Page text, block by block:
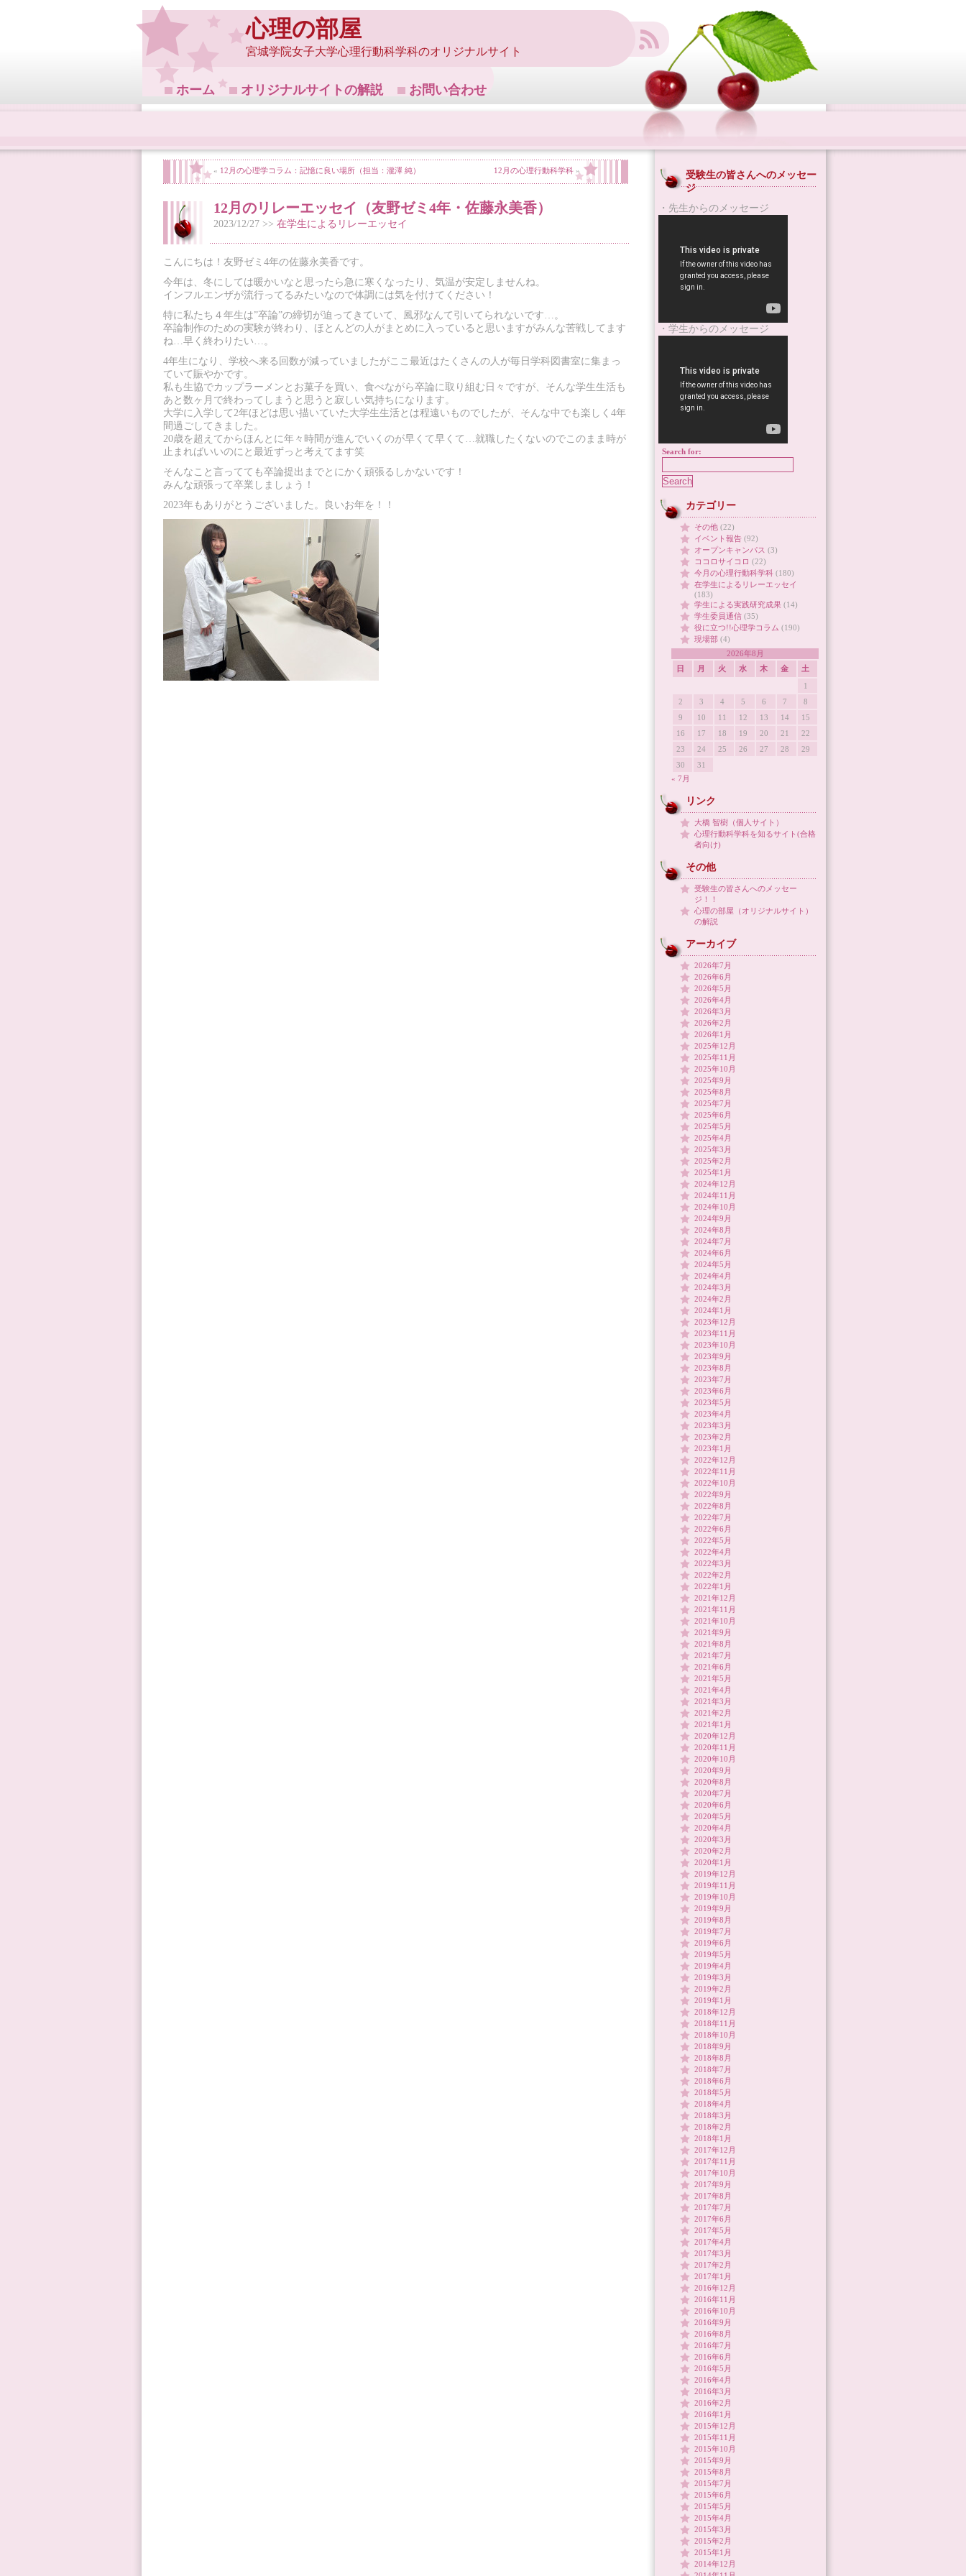
心理の部屋
宮城学院女子大学心理行動科学科のオリジナルサイト
ホーム オリジナルサイトの解説 お問い合わせ
« 12月の心理学コラム：記憶に良い場所（担当：瀧澤 純） 12月の心理行動科学科 »
12月のリレーエッセイ（友野ゼミ4年・佐藤永美香）
2023/12/27 >> 在学生によるリレーエッセイ
こんにちは！友野ゼミ4年の佐藤永美香です。
今年は、冬にしては暖かいなと思ったら急に寒くなったり、気温が安定しませんね。
インフルエンザが流行ってるみたいなので体調には気を付けてください！
特に私たち４年生は”卒論”の締切が迫ってきていて、風邪なんて引いてられないです…。
卒論制作のための実験が終わり、ほとんどの人がまとめに入っていると思いますがみんな苦戦してます
ね…早く終わりたい…。
4年生になり、学校へ来る回数が減っていましたがここ最近はたくさんの人が毎日学科図書室に集まっ
ていて賑やかです。
私も生協でカップラーメンとお菓子を買い、食べながら卒論に取り組む日々ですが、そんな学生生活も
あと数ヶ月で終わってしまうと思うと寂しい気持ちになります。
大学に入学して2年ほどは思い描いていた大学生生活とは程遠いものでしたが、そんな中でも楽しく4年
間過ごしてきました。
20歳を超えてからほんとに年々時間が進んでいくのが早くて早くて…就職したくないのでこのまま時が
止まればいいのにと最近ずっと考えてます笑
そんなこと言ってても卒論提出までとにかく頑張るしかないです！
みんな頑張って卒業しましょう！
2023年もありがとうございました。良いお年を！！
受験生の皆さんへのメッセー
ジ
・先生からのメッセージ
・学生からのメッセージ
Search for:
カテゴリー
その他 (22)
イベント報告 (92)
オープンキャンパス (3)
ココロサイコロ (22)
今月の心理行動科学科 (180)
在学生によるリレーエッセイ
(183)
学生による実践研究成果 (14)
学生委員通信 (35)
役に立つ!!心理学コラム (190)
現場部 (4)
2026年8月
日
月 火 水 木 金
土
1
2
3 4 5 6 7
8
9
10 11 12 13 14
15
16
17 18 19 20 21
22
23
24 25 26 27 28
29
30
31
« 7月
リンク
大橋 智樹（個人サイト）
心理行動科学科を知るサイト(合格
者向け)
その他
受験生の皆さんへのメッセー
ジ！！
心理の部屋（オリジナルサイト）
の解説
アーカイブ
2026年7月
2026年6月
2026年5月
2026年4月
2026年3月
2026年2月
2026年1月
2025年12月
2025年11月
2025年10月
2025年9月
2025年8月
2025年7月
2025年6月
2025年5月
2025年4月
2025年3月
2025年2月
2025年1月
2024年12月
2024年11月
2024年10月
2024年9月
2024年8月
2024年7月
2024年6月
2024年5月
2024年4月
2024年3月
2024年2月
2024年1月
2023年12月
2023年11月
2023年10月
2023年9月
2023年8月
2023年7月
2023年6月
2023年5月
2023年4月
2023年3月
2023年2月
2023年1月
2022年12月
2022年11月
2022年10月
2022年9月
2022年8月
2022年7月
2022年6月
2022年5月
2022年4月
2022年3月
2022年2月
2022年1月
2021年12月
2021年11月
2021年10月
2021年9月
2021年8月
2021年7月
2021年6月
2021年5月
2021年4月
2021年3月
2021年2月
2021年1月
2020年12月
2020年11月
2020年10月
2020年9月
2020年8月
2020年7月
2020年6月
2020年5月
2020年4月
2020年3月
2020年2月
2020年1月
2019年12月
2019年11月
2019年10月
2019年9月
2019年8月
2019年7月
2019年6月
2019年5月
2019年4月
2019年3月
2019年2月
2019年1月
2018年12月
2018年11月
2018年10月
2018年9月
2018年8月
2018年7月
2018年6月
2018年5月
2018年4月
2018年3月
2018年2月
2018年1月
2017年12月
2017年11月
2017年10月
2017年9月
2017年8月
2017年7月
2017年6月
2017年5月
2017年4月
2017年3月
2017年2月
2017年1月
2016年12月
2016年11月
2016年10月
2016年9月
2016年8月
2016年7月
2016年6月
2016年5月
2016年4月
2016年3月
2016年2月
2016年1月
2015年12月
2015年11月
2015年10月
2015年9月
2015年8月
2015年7月
2015年6月
2015年5月
2015年4月
2015年3月
2015年2月
2015年1月
2014年12月